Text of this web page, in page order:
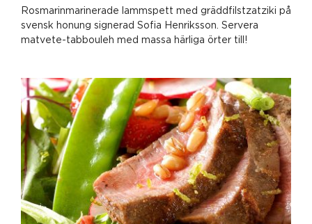
Rosmarinmarinerade lammspett med gräddfilstzatziki på
svensk honung signerad Sofia Henriksson. Servera
matvete-tabbouleh med massa härliga örter till!